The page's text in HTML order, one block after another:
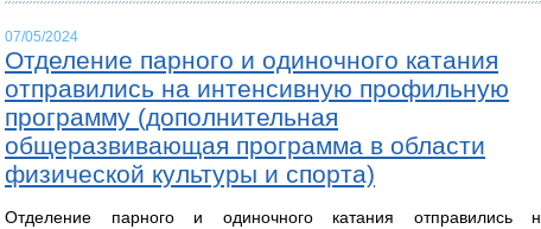
07/05/2024
Отделение парного и одиночного катания
отправились на интенсивную профильную
программу (дополнительная
общеразвивающая программа в области
физической культуры и спорта)
Отделение парного и одиночного катания отправились